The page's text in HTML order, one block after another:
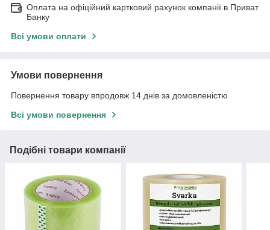
Оплата на офіційний картковий рахунок компанії в Приват
Банку
Всі умови оплати
Умови повернення
Повернення товару впродовж 14 днів за домовленістю
Всі умови повернення
Подібні товари компанії